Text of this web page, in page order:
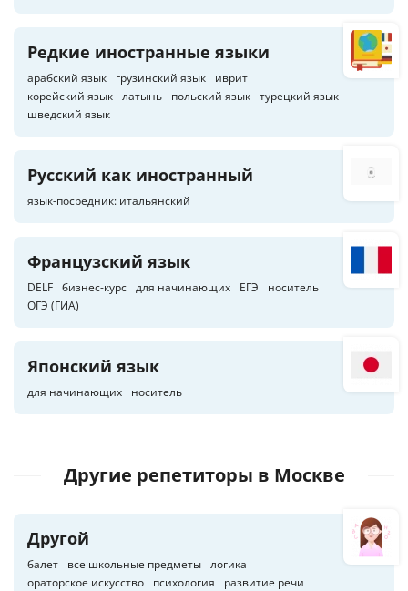
Редкие иностранные языки
арабский язык грузинский язык
иврит
корейский язык латынь польский язык турецкий язык
шведский язык
Русский как иностранный
язык-посредник: итальянский
Французский язык
DELF бизнес-курс для начинающих ЕГЭ
носитель
ОГЭ (ГИА)
Японский язык
для начинающих носитель
Другие репетиторы в Москве
Другой
балет все школьные предметы логика
ораторское искусство
психология
развитие речи